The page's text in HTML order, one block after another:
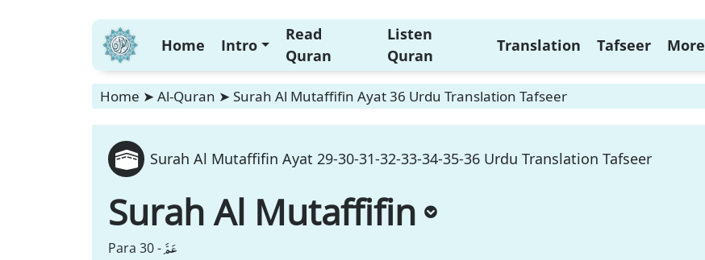
Home Intro
Read
Quran
Listen
Quran
Translation Tafseer More
Home ➤ Al-Quran ➤ Surah Al Mutaffifin Ayat 36 Urdu Translation Tafseer
Surah Al Mutaffifin Ayat 29-30-31-32-33-34-35-36 Urdu Translation Tafseer
Surah Al Mutaffifin
Para 30 -عَمَّ